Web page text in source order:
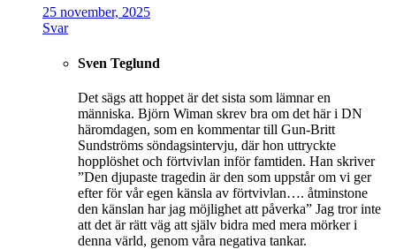
25 november, 2025
Svar
Sven Teglund
Det sägs att hoppet är det sista som lämnar en
människa. Björn Wiman skrev bra om det här i DN
häromdagen, som en kommentar till Gun-Britt
Sundströms söndagsintervju, där hon uttryckte
hopplöshet och förtvivlan inför famtiden. Han skriver
”Den djupaste tragedin är den som uppstår om vi ger
efter för vår egen känsla av förtvivlan…. åtminstone
den känslan har jag möjlighet att påverka” Jag tror inte
att det är rätt väg att själv bidra med mera mörker i
denna värld, genom våra negativa tankar.